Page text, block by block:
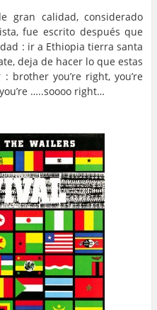
gran calidad, considerado
fue escrito después que
: ir a Ethiopia tierra santa
deja de hacer lo que estas
brother you’re right, you’re
…..soooo right…